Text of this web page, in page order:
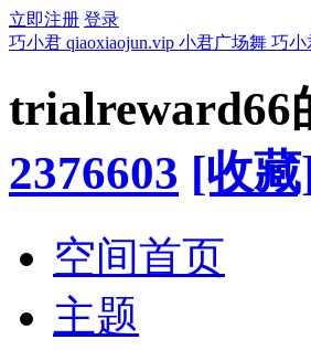
立即注册 登录
巧小君 qiaoxiaojun.vip 小君广场舞 巧
trialreward66
2376603 [收藏
空间首页
主题